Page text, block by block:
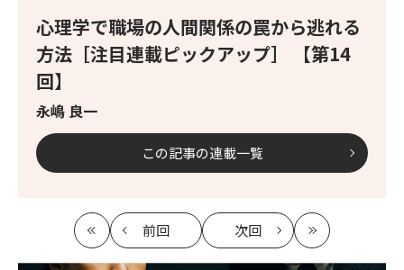
心理学で職場の人間関係の罠から逃れる
方法［注目連載ピックアップ］ 【第14
回】
永嶋 良一
この記事の連載一覧
最
初
前回
記
次回
記
最
新